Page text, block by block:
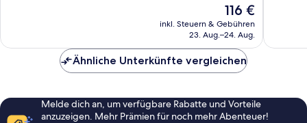
Der
Preis
beträgt
116 €
inkl. Steuern & Gebühren
23. Aug.–24. Aug.
Ähnliche Unterkünfte vergleichen
Melde dich an, um verfügbare Rabatte und Vorteile
anzuzeigen. Mehr Prämien für noch mehr Abenteuer!